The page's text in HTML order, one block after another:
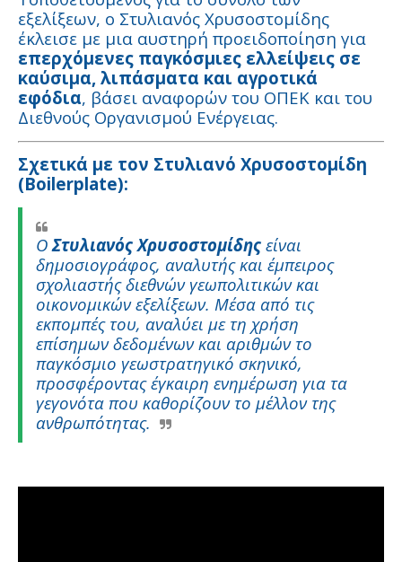
εξελίξεων, ο Στυλιανός Χρυσοστομίδης
έκλεισε με μια αυστηρή προειδοποίηση για
επερχόμενες παγκόσμιες ελλείψεις σε
καύσιμα, λιπάσματα και αγροτικά
εφόδια, βάσει αναφορών του ΟΠΕΚ και του
Διεθνούς Οργανισμού Ενέργειας.
Σχετικά με τον Στυλιανό Χρυσοστομίδη
(Boilerplate):
ΟΣτυλιανός Χρυσοστομίδης είναι
δημοσιογράφος, αναλυτής και έμπειρος
σχολιαστής διεθνών γεωπολιτικών και
οικονομικών εξελίξεων. Μέσα από τις
εκπομπές του, αναλύει με τη χρήση
επίσημων δεδομένων και αριθμών το
παγκόσμιο γεωστρατηγικό σκηνικό,
προσφέροντας έγκαιρη ενημέρωση για τα
γεγονότα που καθορίζουν το μέλλον της
ανθρωπότητας.